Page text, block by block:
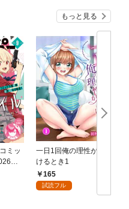
もっと見る
ミッ
年9
一日1回俺の理性が負
けるとき1
165
試読フル